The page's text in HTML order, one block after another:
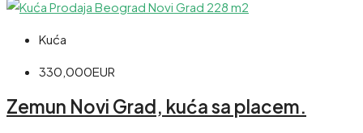
Kuća
330,000EUR
Zemun Novi Grad, kuća sa placem.